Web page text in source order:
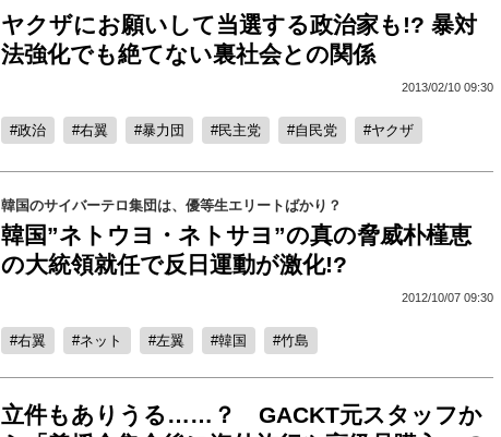
ヤクザにお願いして当選する政治家も!? 暴対
法強化でも絶てない裏社会との関係
2013/02/10 09:30
政治 右翼 暴力団 民主党 自民党 ヤクザ
韓国のサイバーテロ集団は、優等生エリートばかり？
韓国”ネトウヨ・ネトサヨ”の真の脅威朴槿恵
の大統領就任で反日運動が激化!?
2012/10/07 09:30
右翼 ネット 左翼 韓国 竹島
立件もありうる……？ GACKT元スタッフか